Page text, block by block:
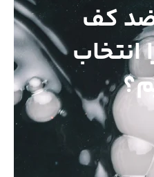
کف
انتخاب